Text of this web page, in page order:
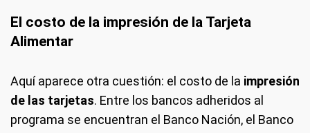
El costo de la impresión de la Tarjeta
Alimentar
Aquí aparece otra cuestión: el costo de la impresión
de las tarjetas. Entre los bancos adheridos al
programa se encuentran el Banco Nación, el Banco